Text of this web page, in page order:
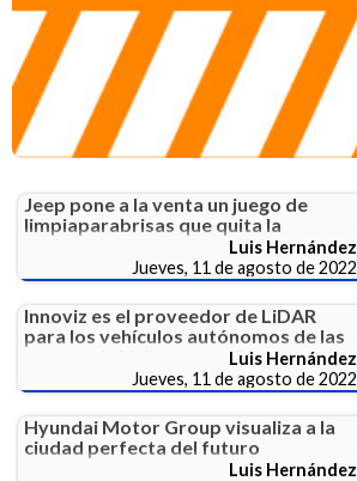
Jeep pone a la venta un juego de
limpiaparabrisas que quita la
suciedad en una sola pasadaLuis Hernández
Jueves, 11 de agosto de 2022
Innoviz es el proveedor de LiDAR
para los vehículos autónomos de las
marcas de Volkswagen GroupLuis Hernández
Jueves, 11 de agosto de 2022
Hyundai Motor Group visualiza a la
ciudad perfecta del futuro
Luis Hernández